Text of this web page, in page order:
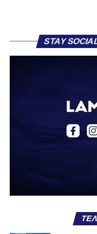
«Ο Α.Ο. Σαρωνικός
περσινή σεζόν
Στο παρελθόν
κατέγραψε 10
επίσης σε Εθνικό και
στις 26 Σεπτεμβρίου
STAY